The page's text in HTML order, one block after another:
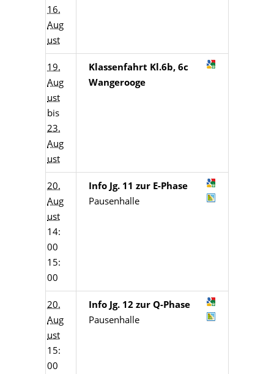
16.
Aug
ust
19.
Aug
ust
bis
23.
Aug
ust
Klassenfahrt Kl.6b, 6c
Wangerooge
20.
Aug
ust
14:
00
15:
00
Info Jg. 11 zur E-Phase
Pausenhalle
20.
Aug
ust
15:
00
Info Jg. 12 zur Q-Phase
Pausenhalle